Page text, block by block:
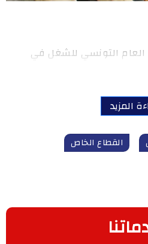
العام التونسي للشغل في
المزيد
القطاع الخاص